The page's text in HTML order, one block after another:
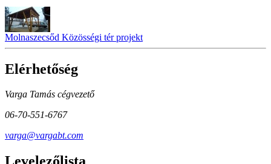
Molnaszecsőd Közösségi tér projekt
Elérhetőség
Varga Tamás cégvezető
06-70-551-6767
varga@vargabt.com